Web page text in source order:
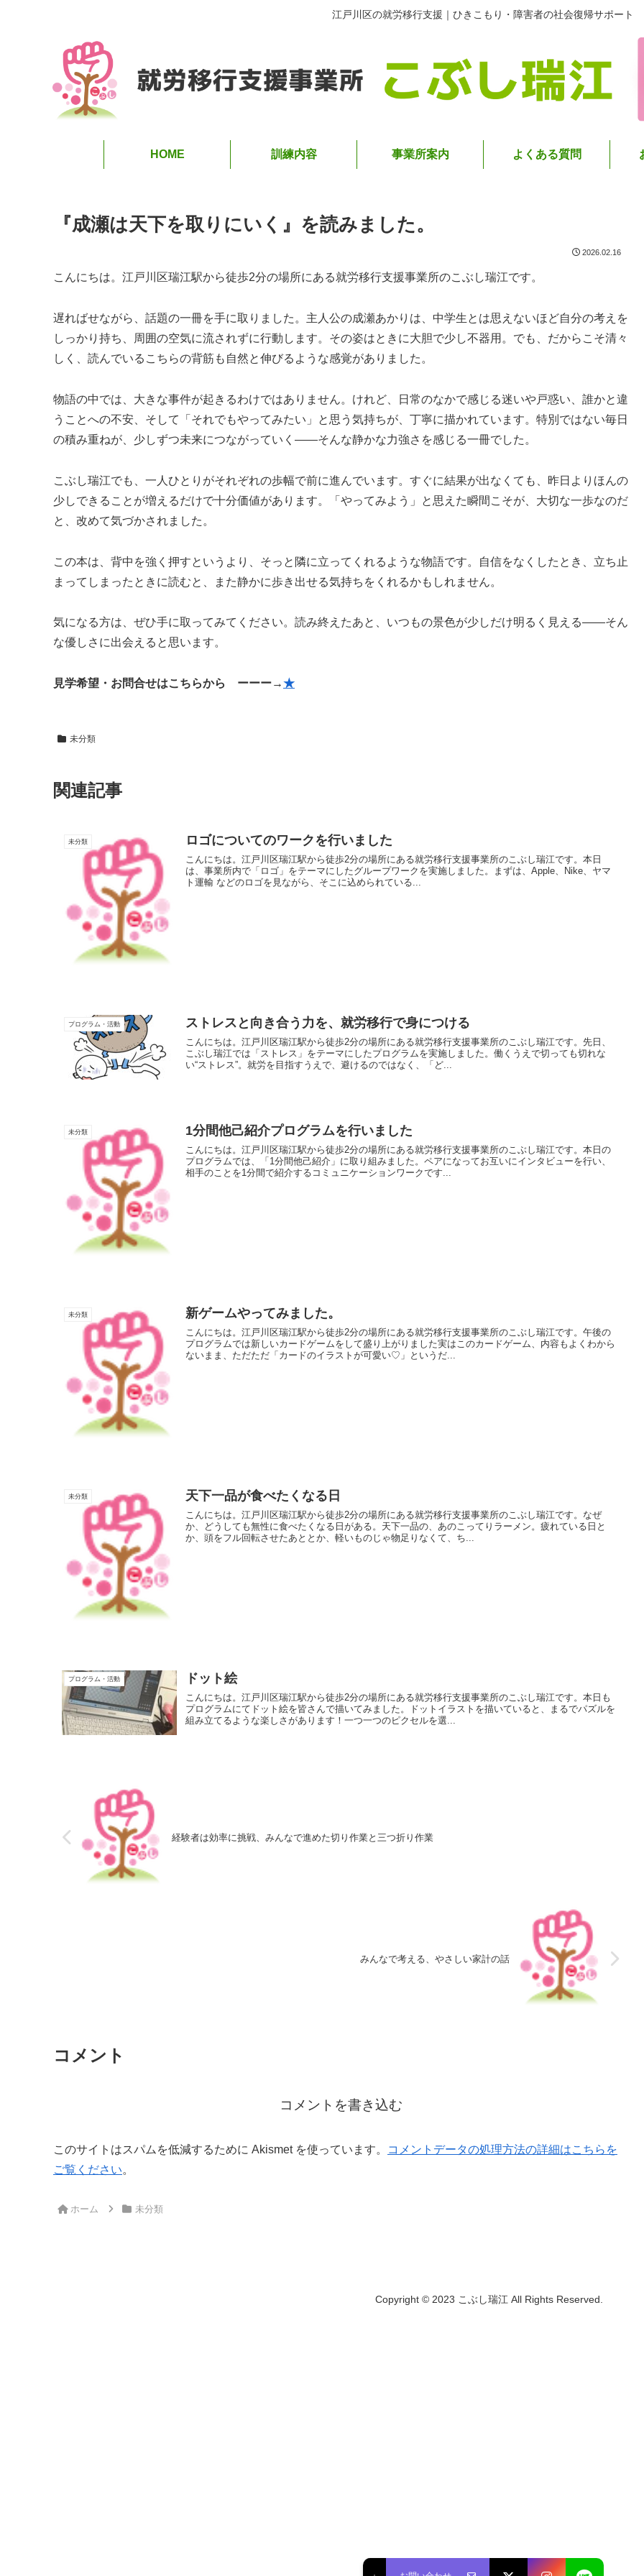
江戸川区の就労移行支援｜ひきこもり・障害者の社会復帰サポート
HOME 訓練内容 事業所案内 よくある質問
『成瀬は天下を取りにいく』を読みました。
2026.02.16
こんにちは。江戸川区瑞江駅から徒歩2分の場所にある就労移行支援事業所のこぶし瑞江です。
遅ればせながら、話題の一冊を手に取りました。主人公の成瀬あかりは、中学生とは思えないほど自分の考えを
しっかり持ち、周囲の空気に流されずに行動します。その姿はときに大胆で少し不器用。でも、だからこそ清々
しく、読んでいるこちらの背筋も自然と伸びるような感覚がありました。
物語の中では、大きな事件が起きるわけではありません。けれど、日常のなかで感じる迷いや戸惑い、誰かと違
うことへの不安、そして「それでもやってみたい」と思う気持ちが、丁寧に描かれています。特別ではない毎日
の積み重ねが、少しずつ未来につながっていく——そんな静かな力強さを感じる一冊でした。
こぶし瑞江でも、一人ひとりがそれぞれの歩幅で前に進んでいます。すぐに結果が出なくても、昨日よりほんの
少しできることが増えるだけで十分価値があります。「やってみよう」と思えた瞬間こそが、大切な一歩なのだ
と、改めて気づかされました。
この本は、背中を強く押すというより、そっと隣に立ってくれるような物語です。自信をなくしたとき、立ち止
まってしまったときに読むと、また静かに歩き出せる気持ちをくれるかもしれません。
気になる方は、ぜひ手に取ってみてください。読み終えたあと、いつもの景色が少しだけ明るく見える——そん
な優しさに出会えると思います。
見学希望・お問合せはこちらから ーーー→★
未分類
関連記事
未分類 ロゴについてのワークを行いました
こんにちは。江戸川区瑞江駅から徒歩2分の場所にある就労移行支援事業所のこぶし瑞江です。本日
は、事業所内で「ロゴ」をテーマにしたグループワークを実施しました。まずは、Apple、Nike、ヤマ
ト運輸 などのロゴを見ながら、そこに込められている...
プログラム・活動 ストレスと向き合う力を、就労移行で身につける
こんにちは。江戸川区瑞江駅から徒歩2分の場所にある就労移行支援事業所のこぶし瑞江です。先日、
こぶし瑞江では「ストレス」をテーマにしたプログラムを実施しました。働くうえで切っても切れな
い“ストレス”。就労を目指すうえで、避けるのではなく、「ど...
未分類 1分間他己紹介プログラムを行いました
こんにちは。江戸川区瑞江駅から徒歩2分の場所にある就労移行支援事業所のこぶし瑞江です。本日の
プログラムでは、「1分間他己紹介」に取り組みました。ペアになってお互いにインタビューを行い、
相手のことを1分間で紹介するコミュニケーションワークです...
未分類 新ゲームやってみました。
こんにちは。江戸川区瑞江駅から徒歩2分の場所にある就労移行支援事業所のこぶし瑞江です。午後の
プログラムでは新しいカードゲームをして盛り上がりました実はこのカードゲーム、内容もよくわから
ないまま、ただただ「カードのイラストが可愛い♡」というだ...
未分類 天下一品が食べたくなる日
こんにちは。江戸川区瑞江駅から徒歩2分の場所にある就労移行支援事業所のこぶし瑞江です。なぜ
か、どうしても無性に食べたくなる日がある。天下一品の、あのこってりラーメン。疲れている日と
か、頭をフル回転させたあととか、軽いものじゃ物足りなくて、ち...
プログラム・活動 ドット絵
こんにちは。江戸川区瑞江駅から徒歩2分の場所にある就労移行支援事業所のこぶし瑞江です。本日も
プログラムにてドット絵を皆さんで描いてみました。ドットイラストを描いていると、まるでパズルを
組み立てるような楽しさがあります！一つ一つのピクセルを選...
経験者は効率に挑戦、みんなで進めた切り作業と三つ折り作業
みんなで考える、やさしい家計の話
コメント
コメントを書き込む
このサイトはスパムを低減するために Akismet を使っています。
コメントデータの処理方法の詳細はこちらを
ご覧ください。
ホーム 未分類
Copyright © 2023 こぶし瑞江 All Rights Reserved.